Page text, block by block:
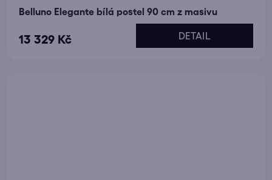
Belluno Elegante bílá postel 90 cm z masivu
13 329 Kč DETAIL